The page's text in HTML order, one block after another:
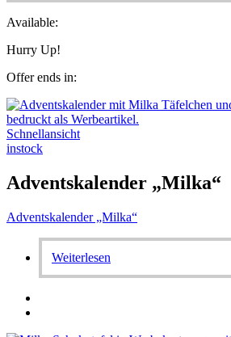
Available:
Hurry Up!
Offer ends in:
Schnellansicht
instock
Adventskalender „Milka“
Adventskalender „Milka“
Weiterlesen